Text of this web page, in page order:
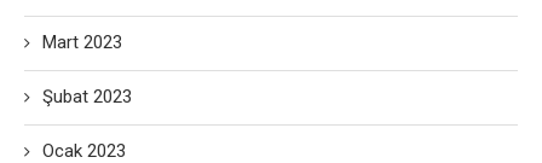
Mart 2023
Şubat 2023
Ocak 2023